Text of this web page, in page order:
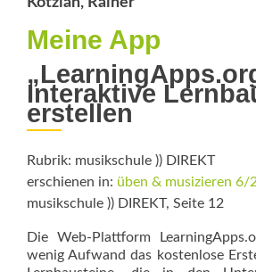
Meine App
Interaktive
erstellen
Rubrik: musikschule )) DIREKT
erschienen in: üben & musizieren 6/
musikschule )) DIREKT, Seite 12
Die Web-Plattform
wenig Aufwand das kostenlose